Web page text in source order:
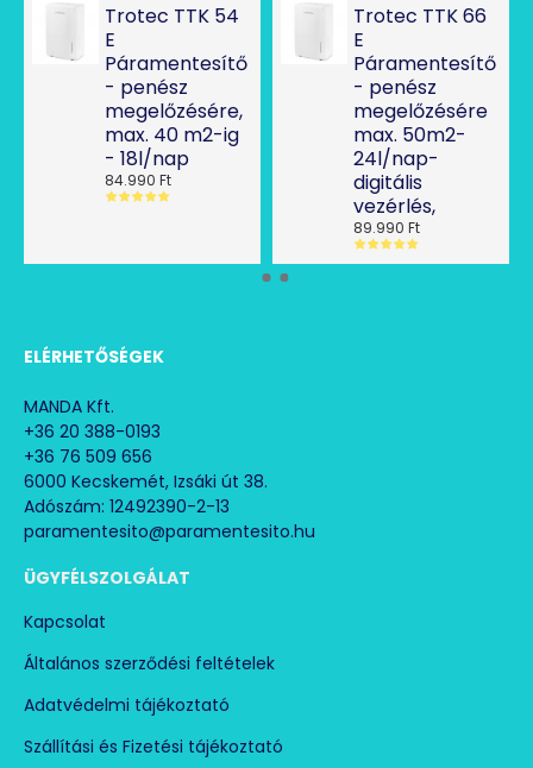
Trotec TTK 54
E
Páramentesítő
- penész
megelőzésére,
max. 40 m2-ig
- 18l/nap
84.990 Ft
Trotec TTK 66
E
Páramentesítő
- penész
megelőzésére
max. 50m2-
24l/nap-
digitális
vezérlés,
89.990 Ft
ELÉRHETŐSÉGEK
MANDA Kft.
+36 20 388-0193
+36 76 509 656
6000 Kecskemét, Izsáki út 38.
Adószám: 12492390-2-13
paramentesito@paramentesito.hu
ÜGYFÉLSZOLGÁLAT
Kapcsolat
Általános szerződési feltételek
Adatvédelmi tájékoztató
Szállítási és Fizetési tájékoztató